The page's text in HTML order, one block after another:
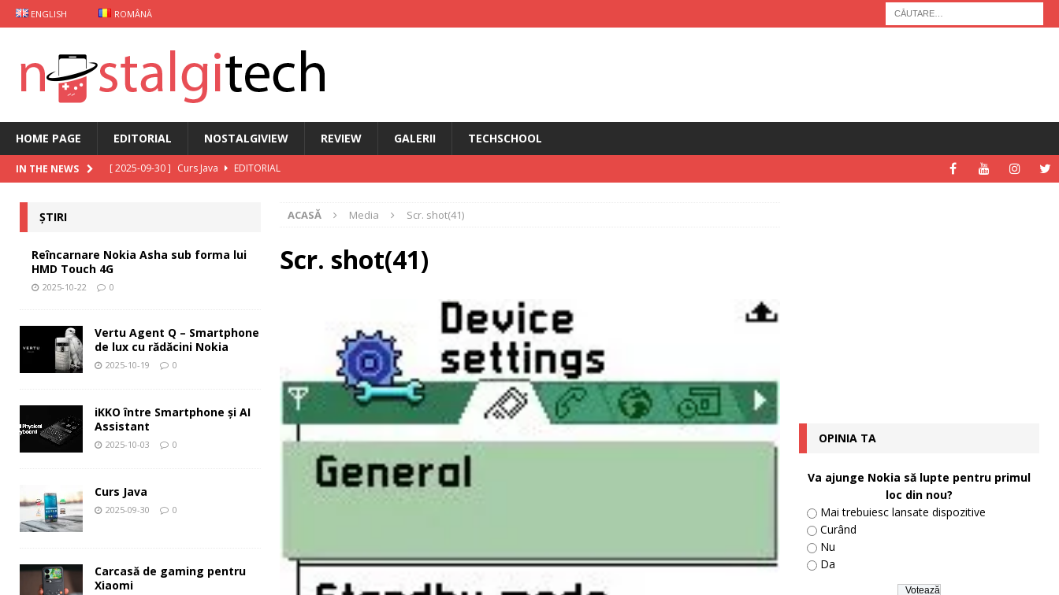
ENGLISH ROMÂNĂ
HOME PAGE EDITORIAL NOSTALGIVIEW REVIEW GALERII TECHSCHOOL
IN THE NEWS [ 2025-09-30 ] Curs Java
EDITORIAL
Reîncarnare Nokia Asha sub forma lui HMD Touch 4G
ȘTIRI
[ 2025-10-19 ]
Vertu Agent Q – Smartphone de lux cu rădăcini Nokia
[ 2025-10-03 ]
ÎN PRIM PLAN
ACASĂ Media Scr. shot(41)
Scr. shot(41)
ȘTIRI
Reîncarnare Nokia Asha sub forma lui
HMD Touch 4G
2025-10-22 0
Vertu Agent Q – Smartphone
de lux cu rădăcini Nokia
2025-10-19 0
iKKO între Smartphone și AI
Assistant
2025-10-03 0
Curs Java
2025-09-30 0
Carcasă de gaming pentru
Xiaomi
OPINIA TA
Va ajunge Nokia să lupte pentru primul
loc din nou?
Mai trebuiesc lansate dispozitive
Curând
Nu
Da